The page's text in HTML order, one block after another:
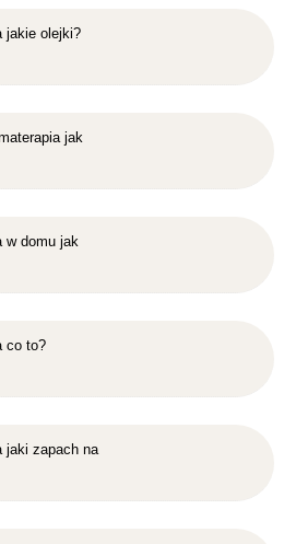
jakie olejki?
jak
w domu jak
co to?
jaki zapach na